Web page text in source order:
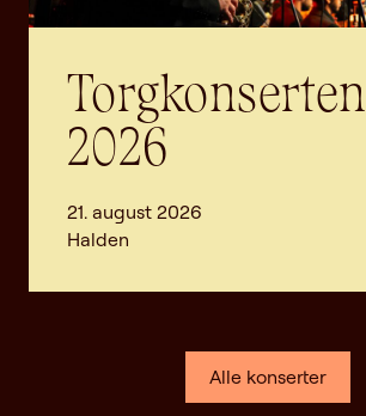
Torgkonserten
2026
21. august 2026
Halden
Alle konserter